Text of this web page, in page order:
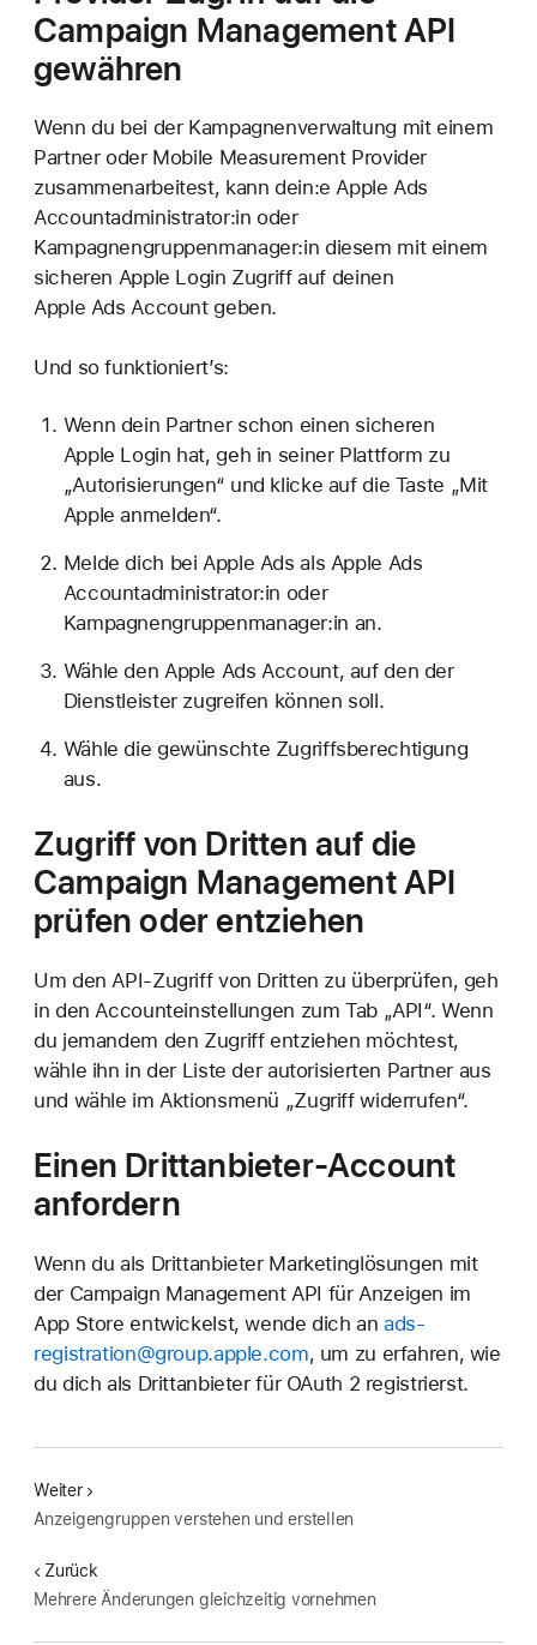
Campaign Management API
gewähren
Wenn du bei der Kampagnenverwaltung mit einem
Partner oder Mobile Measurement Provider
zusammenarbeitest, kann dein:e Apple Ads
Accountadministrator:in oder
Kampagnengruppenmanager:in diesem mit einem
sicheren Apple Login Zugriff auf deinen
Apple Ads Account geben.
Und so funktioniert’s:
Wenn dein Partner schon einen sicheren
Apple Login hat, geh in seiner Plattform zu
„Autorisierungen“ und klicke auf die Taste „Mit
Apple anmelden“.
Melde dich bei Apple Ads als Apple Ads
Accountadministrator:in oder
Kampagnengruppenmanager:in an.
Wähle den Apple Ads Account, auf den der
Dienstleister zugreifen können soll.
Wähle die gewünschte Zugriffsberechtigung
aus.
Zugriff von Dritten auf die
Campaign Management API
prüfen oder entziehen
Um den API-Zugriff von Dritten zu überprüfen, geh
in den Accounteinstellungen zum Tab „API“. Wenn
du jemandem den Zugriff entziehen möchtest,
wähle ihn in der Liste der autorisierten Partner aus
und wähle im Aktionsmenü „Zugriff widerrufen“.
Einen Drittanbieter-Account
anfordern
Wenn du als Drittanbieter Marketinglösungen mit
der Campaign Management API für Anzeigen im
App Store entwickelst, wende dich anads-
registration@group.apple.com, um zu erfahren, wie
du dich als Drittanbieter für OAuth 2 registrierst.
Zurück
Mehrere Änderungen gleichzeitig vornehmen
Weiter
Anzeigengruppen verstehen und erstellen